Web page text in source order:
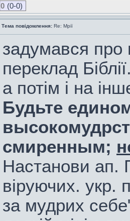
0 (0-0)
Тема повідомлення: Re: Мрії
задумався про
переклад
а потім і на
Будьте
смиренным;
Настанови ап.
віруючих. укр.
за мудрих